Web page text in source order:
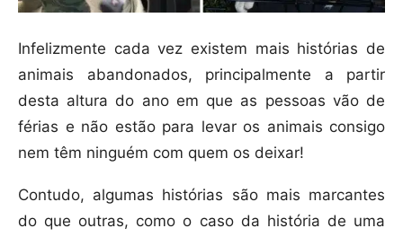
Infelizmente cada vez existem mais histórias de
animais abandonados, principalmente a partir
desta altura do ano em que as pessoas vão de
férias e não estão para levar os animais consigo
nem têm ninguém com quem os deixar!
Contudo, algumas histórias são mais marcantes
do que outras, como o caso da história de uma